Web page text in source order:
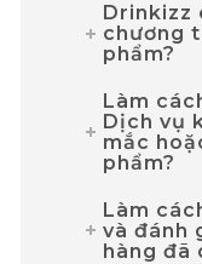
Drinkizz
chương
phẩm?
Làm
Dịch vụ
mắc
phẩm?
Làm
và đánh
hàng đã